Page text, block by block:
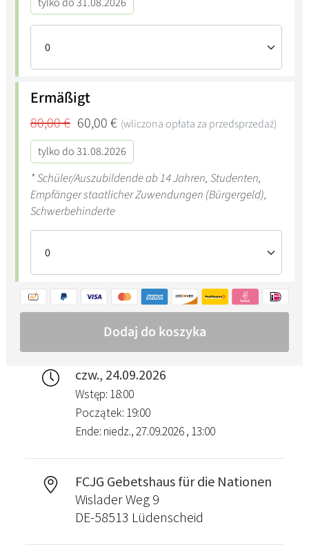
czw., 24.09.2026
Wstęp: 18:00
Początek: 19:00
Ende: niedz., 27.09.2026 , 13:00
FCJG Gebetshaus für die Nationen
Wislader Weg 9
DE-58513 Lüdenscheid